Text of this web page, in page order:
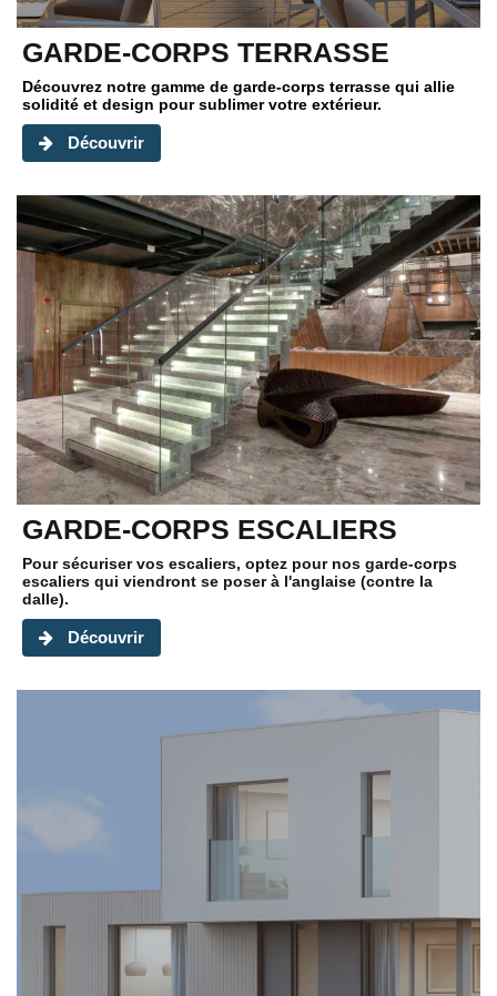
GARDE-CORPS TERRASSE
Découvrez notre gamme de garde-corps terrasse qui allie
solidité et design pour sublimer votre extérieur.
Découvrir
GARDE-CORPS ESCALIERS
Pour sécuriser vos escaliers, optez pour nos garde-corps
escaliers qui viendront se poser à l'anglaise (contre la
dalle).
Découvrir